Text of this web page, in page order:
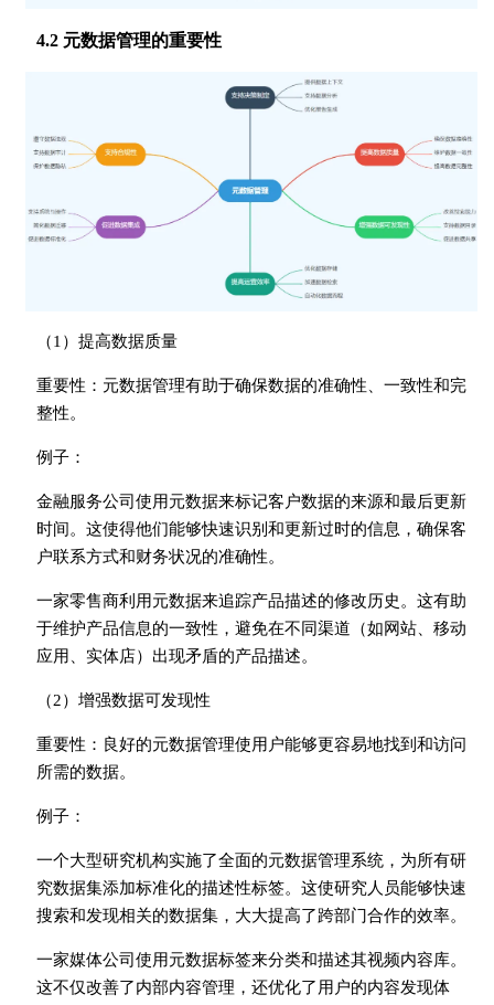
4.2 元数据管理的重要性
（1）提高数据质量
重要性：元数据管理有助于确保数据的准确性、一致性和完
整性。
例子：
金融服务公司使用元数据来标记客户数据的来源和最后更新
时间。这使得他们能够快速识别和更新过时的信息，确保客
户联系方式和财务状况的准确性。
一家零售商利用元数据来追踪产品描述的修改历史。这有助
于维护产品信息的一致性，避免在不同渠道（如网站、移动
应用、实体店）出现矛盾的产品描述。
（2）增强数据可发现性
重要性：良好的元数据管理使用户能够更容易地找到和访问
所需的数据。
例子：
一个大型研究机构实施了全面的元数据管理系统，为所有研
究数据集添加标准化的描述性标签。这使研究人员能够快速
搜索和发现相关的数据集，大大提高了跨部门合作的效率。
一家媒体公司使用元数据标签来分类和描述其视频内容库。
这不仅改善了内部内容管理，还优化了用户的内容发现体